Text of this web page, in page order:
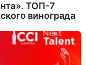
ТОП-7
винограда